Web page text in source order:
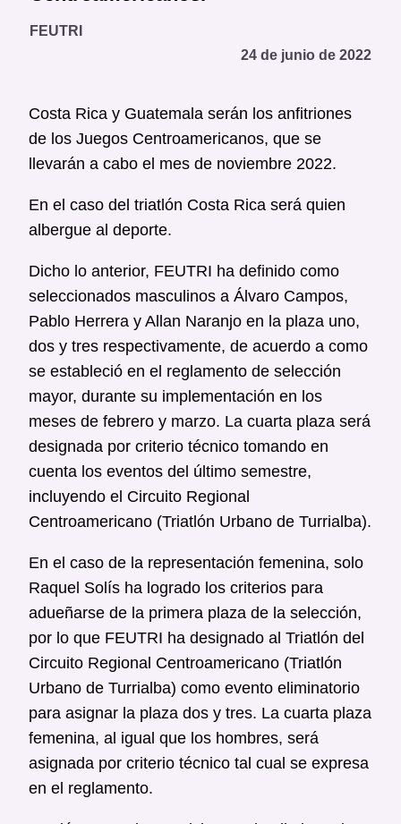
FEUTRI
24 de junio de 2022
Costa Rica y Guatemala serán los anfitriones
de los Juegos Centroamericanos, que se
llevarán a cabo el mes de noviembre 2022.
En el caso del triatlón Costa Rica será quien
albergue al deporte.
Dicho lo anterior, FEUTRI ha definido como
seleccionados masculinos a Álvaro Campos,
Pablo Herrera y Allan Naranjo en la plaza uno,
dos y tres respectivamente, de acuerdo a como
se estableció en el reglamento de selección
mayor, durante su implementación en los
meses de febrero y marzo. La cuarta plaza será
designada por criterio técnico tomando en
cuenta los eventos del último semestre,
incluyendo el Circuito Regional
Centroamericano (Triatlón Urbano de Turrialba).
En el caso de la representación femenina, solo
Raquel Solís ha logrado los criterios para
adueñarse de la primera plaza de la selección,
por lo que FEUTRI ha designado al Triatlón del
Circuito Regional Centroamericano (Triatlón
Urbano de Turrialba) como evento eliminatorio
para asignar la plaza dos y tres. La cuarta plaza
femenina, al igual que los hombres, será
asignada por criterio técnico tal cual se expresa
en el reglamento.